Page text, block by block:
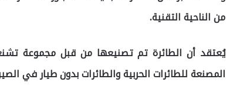
من الناحية التقنية.
يُعتقد أن الطائرة تم تصنيعها من قبل مجموعة
المصنعة للطائرات الحربية والطائرات بدون طيار في